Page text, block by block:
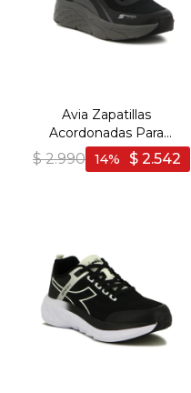
Avia Zapatillas
Acordonadas Para
Hombre BLACK/ DK
GREY - Negro-Gris Oscuro
$ 2.990 $ 2.542
14